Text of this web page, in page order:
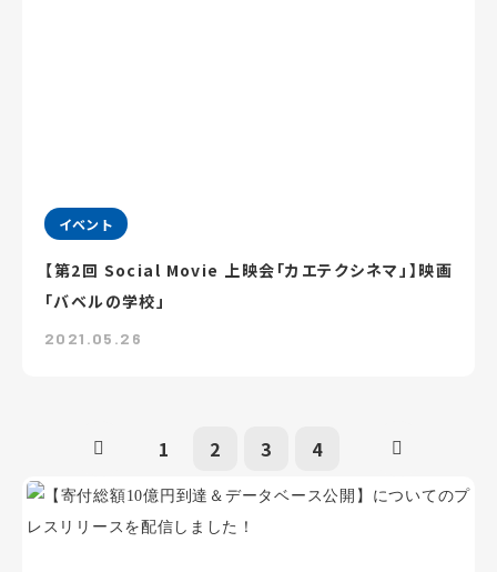
イベント
【第2回 Social Movie 上映会「カエテクシネマ」】映画
「バベルの学校」
2021.05.26
1 2 3 4